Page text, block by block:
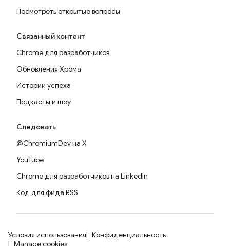
Посмотреть открытые вопросы
Связанный контент
Chrome для разработчиков
Обновления Хрома
Истории успеха
Подкасты и шоу
Следовать
@ChromiumDev на X
YouTube
Chrome для разработчиков на LinkedIn
Код для фида RSS
Условия использования
Конфиденциальность
Manage cookies